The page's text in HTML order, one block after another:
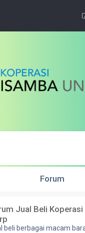
Forum
Jual Beli Koperasi
beli berbagai macam